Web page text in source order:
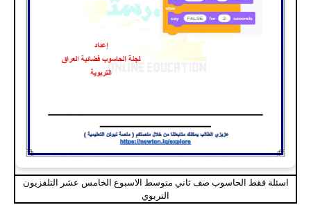
اسئلة فقط الحاسوب صف ثاني متوسط الاسبوع الخامس عشر التلفزيون
التربوي